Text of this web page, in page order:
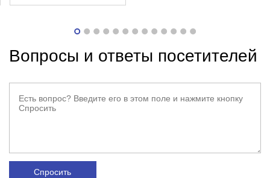
Вопросы и ответы посетителей
Спросить